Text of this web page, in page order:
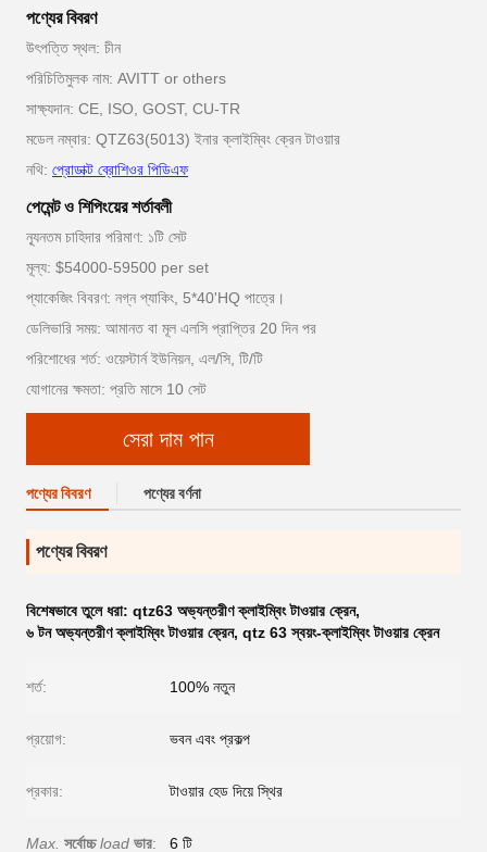
পণ্যের বিবরণ
উৎপত্তি স্থল: চীন
পরিচিতিমুলক নাম: AVITT or others
সাক্ষ্যদান: CE, ISO, GOST, CU-TR
মডেল নম্বার: QTZ63(5013) ইনার ক্লাইম্বিং ক্রেন টাওয়ার
নথি: প্রোডাক্ট ব্রোশিওর পিডিএফ
পেমেন্ট ও শিপিংয়ের শর্তাবলী
ন্যূনতম চাহিদার পরিমাণ: ১টি সেট
মূল্য: $54000-59500 per set
প্যাকেজিং বিবরণ: নগ্ন প্যাকিং, 5*40'HQ পাত্রে।
ডেলিভারি সময়: আমানত বা মূল এলসি প্রাপ্তির 20 দিন পর
পরিশোধের শর্ত: ওয়েস্টার্ন ইউনিয়ন, এল/সি, টি/টি
যোগানের ক্ষমতা: প্রতি মাসে 10 সেট
সেরা দাম পান
পণ্যের বিবরণ পণ্যের বর্ণনা
পণ্যের বিবরণ
বিশেষভাবে তুলে ধরা: qtz63 অভ্যন্তরীণ ক্লাইম্বিং টাওয়ার ক্রেন,
৬ টন অভ্যন্তরীণ ক্লাইম্বিং টাওয়ার ক্রেন, qtz 63 স্বয়ং-ক্লাইম্বিং টাওয়ার ক্রেন
শর্ত: 100% নতুন
প্রয়োগ: ভবন এবং প্রকল্প
প্রকার: টাওয়ার হেড দিয়ে স্থির
Max. সর্বোচ্চ load ভার: 6 টি